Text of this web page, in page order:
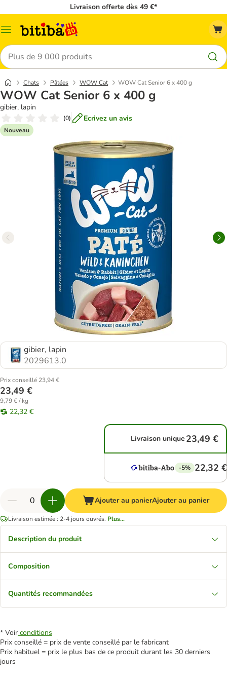
Livraison offerte dès 49 €*
Menu
Rechercher
Chats Pâtées WOW Cat WOW Cat Senior 6 x 400 g
WOW Cat Senior 6 x 400 g
gibier, lapin
(0) Ecrivez un avis
Nouveau
gibier, lapin
2029613.0
Prix conseillé 23,94 €
23,49 €
9,79 € / kg
22,32 €
Livraison unique 23,49 €
-5% 22,32 €
Ajouter au panierAjouter au panier
Livraison estimée : 2-4 jours ouvrés. Plus...
Description du produit
Composition
Quantités recommandées
* Voir conditions
Prix conseillé = prix de vente conseillé par le fabricant
Prix habituel = prix le plus bas de ce produit durant les 30 derniers
jours